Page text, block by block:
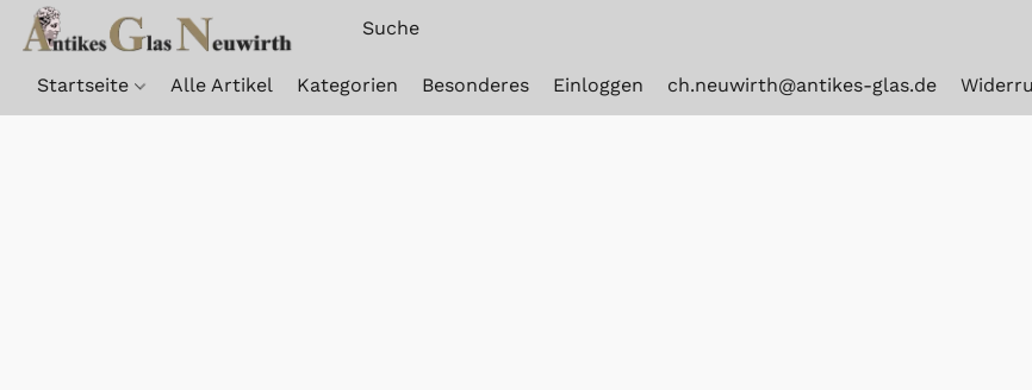
Startseite Alle Artikel Kategorien Besonderes Einloggen ch.neuwirth@antikes-glas.de